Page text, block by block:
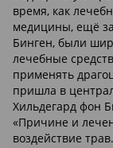
время, как
медицины, ещё
Бинген, были
лечебные
применять
пришла в
Хильдегард фон
«Причине и
воздействие